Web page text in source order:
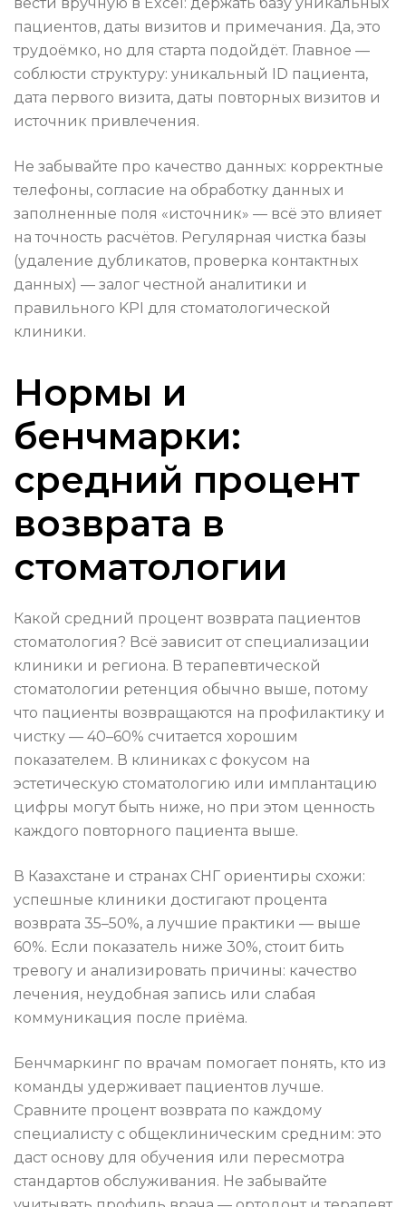
пациентов, даты визитов и примечания. Да, это
трудоёмко, но для старта подойдёт. Главное —
соблюсти структуру: уникальный ID пациента,
дата первого визита, даты повторных визитов и
источник привлечения.
Не забывайте про качество данных: корректные
телефоны, согласие на обработку данных и
заполненные поля «источник» — всё это влияет
на точность расчётов. Регулярная чистка базы
(удаление дубликатов, проверка контактных
данных) — залог честной аналитики и
правильного KPI для стоматологической
клиники.
Нормы и
бенчмарки:
средний процент
возврата в
стоматологии
Какой средний процент возврата пациентов
стоматология? Всё зависит от специализации
клиники и региона. В терапевтической
стоматологии ретенция обычно выше, потому
что пациенты возвращаются на профилактику и
чистку — 40–60% считается хорошим
показателем. В клиниках с фокусом на
эстетическую стоматологию или имплантацию
цифры могут быть ниже, но при этом ценность
каждого повторного пациента выше.
В Казахстане и странах СНГ ориентиры схожи:
успешные клиники достигают процента
возврата 35–50%, а лучшие практики — выше
60%. Если показатель ниже 30%, стоит бить
тревогу и анализировать причины: качество
лечения, неудобная запись или слабая
коммуникация после приёма.
Бенчмаркинг по врачам помогает понять, кто из
команды удерживает пациентов лучше.
Сравните процент возврата по каждому
специалисту с общеклиническим средним: это
даст основу для обучения или пересмотра
стандартов обслуживания. Не забывайте